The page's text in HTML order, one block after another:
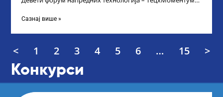
Сазнај више »
< 1 2 3 4 5 6 … 15 >
Конкурси